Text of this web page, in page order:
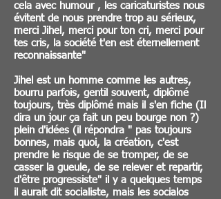
cela avec humour , les caricaturistes nous
évitent de nous prendre trop au sérieux,
merci Jihel, merci pour ton cri, merci pour
tes cris, la société t'en est éternellement
reconnaissante"
Jihel est un homme comme les autres,
bourru parfois, gentil souvent, diplômé
toujours, très diplômé mais il s'en fiche (Il
dira un jour ça fait un peu bourge non ?)
plein d'idées (il répondra " pas toujours
bonnes, mais quoi, la création, c'est
prendre le risque de se tromper, de se
casser la gueule, de se relever et repartir,
d'être progressiste" il y a quelques temps
il aurait dit socialiste, mais les socialos